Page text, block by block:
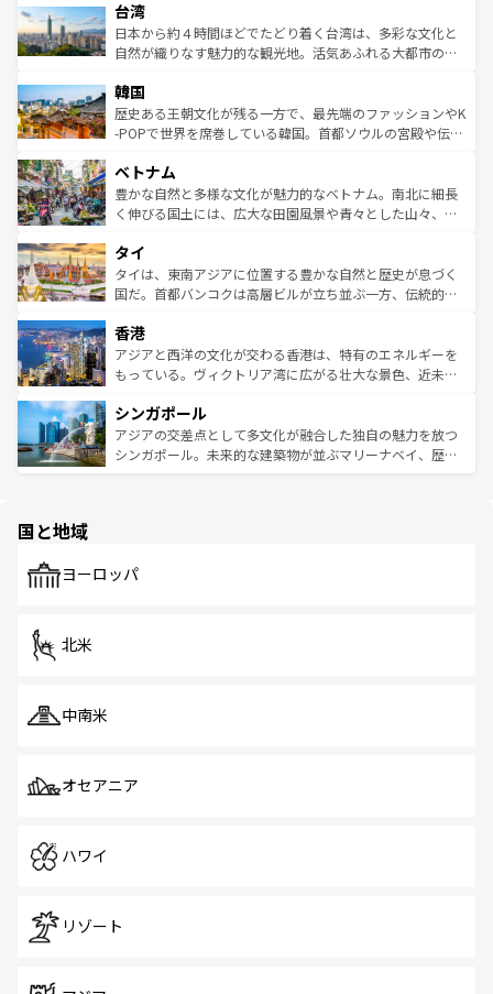
ならではの贅沢な旅のスタイルだ。 なお、新着のアメリカ
情報はコンテンツ一覧を参照してほしい。
れるおもてなしの心で訪れる人々を迎えてくれるハワイの
人々、おいしいローカルフードやハワイアンミュージッ
ク、伝統的なフラダンスなど、すべてがハワイの魅力を彩
ワイを、存分に味わってほしい。 なお、新着のハワイ情報
はコンテンツ一覧を参照してほしい。
リアリーフや大陸中央部にそびえるウルル（エアーズロッ
ク）、タスマニアの美しい原生林やケアンズの熱帯雨林な
ど、見どころがたくさん。また、カフェやワイン、オージ
いる。アクティビティも充実しており、サーフィンやダイ
ビング、ハイキングなど、アウトドア好きにはたまらな
い。オーストラリアの多彩な魅力を存分に味わいつくそ
参照してほしい。
台湾
日本から約４時間ほどでたどり着く台湾は、多彩な文化と
自然が織りなす魅力的な観光地。活気あふれる大都市の台
ン）、静ひつな山岳地帯である台湾東部など、都市の喧騒
と山間の静けさが共存しており、訪れる人に新しい発見と
驚きをもたらしてくれる。また、奥深い台湾の食文化も魅
容にもいいと評判のスイーツなど、バラエティ豊かな料理
が味わえる。 なお、新着の台湾情報は コンテンツ一覧を参
照してほしい。
韓国
歴史ある王朝文化が残る一方で、最先端のファッションやK
-POPで世界を席巻している韓国。首都ソウルの宮殿や伝統
き、地方に足を延ばせば四季折々の自然美を楽しむことが
できる。そして、キムチや焼肉、絶品のストリートフード
まで、さまざまな韓国料理が待っている。夜には、韓国な
リティに包まれながら、韓国の多彩な魅力を心ゆくまで味
わってみてほしい。 なお、新着の韓国情報はコンテンツ一
覧を参照してほしい。
ベトナム
豊かな自然と多様な文化が魅力的なベトナム。南北に細長
く伸びる国土には、広大な田園風景や青々とした山々、世
急速な発展と共に伝統が息づく。ハノイの古い町並みやホ
ーチミン市のフランス統治時代の建物も、独特の雰囲気を
醸し出している。また、バラエティの豊かさとおいしさで
とつ。フォーやバインミー、ベトナムコーヒーなどは、ぜ
ひ現地で味わいたい。どの地域を訪れてもあたたかい人々
が旅行者を迎えてくれるので、きっと忘れられない旅にな
参照してほしい。
タイ
タイは、東南アジアに位置する豊かな自然と歴史が息づく
国だ。首都バンコクは高層ビルが立ち並ぶ一方、伝統的な
の活気が交差している。北部ではチェンマイなどの山岳地
帯で自然と触れ合い、南部ではプーケットやクラビの美し
いビーチでリゾート気分を楽しむことができる。タイ料理
激する。気候は一年中温暖で、どの季節にも異なる楽しみ
が待っている。親しみやすいタイの人々、仏教を中心とし
た文化、そして多様な観光資源が、訪れる旅人を魅了し続
香港
アジアと西洋の文化が交わる香港は、特有のエネルギーを
もっている。ヴィクトリア湾に広がる壮大な景色、近未来
み、どこを訪れても感動するはず。観光スポットが密集し
ており、効率よく見どころを回れるのも魅力。息をのむよ
うな絶景から文化的な体験まで、香港を存分に楽しみ尽く
シンガポール
アジアの交差点として多文化が融合した独自の魅力を放つ
シンガポール。未来的な建築物が並ぶマリーナベイ、歴史
で、ホーカーズは地元の風情を楽しめる外せないスポット
国と地域
ヨーロッパ
北米
中南米
オセアニア
ハワイ
リゾート